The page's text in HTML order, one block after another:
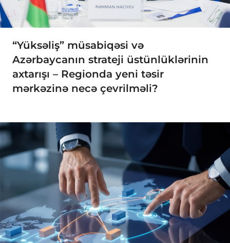
“Yüksəliş” müsabiqəsi və
Azərbaycanın strateji üstünlüklərinin
axtarışı – Regionda yeni təsir
mərkəzinə necə çevrilməli?